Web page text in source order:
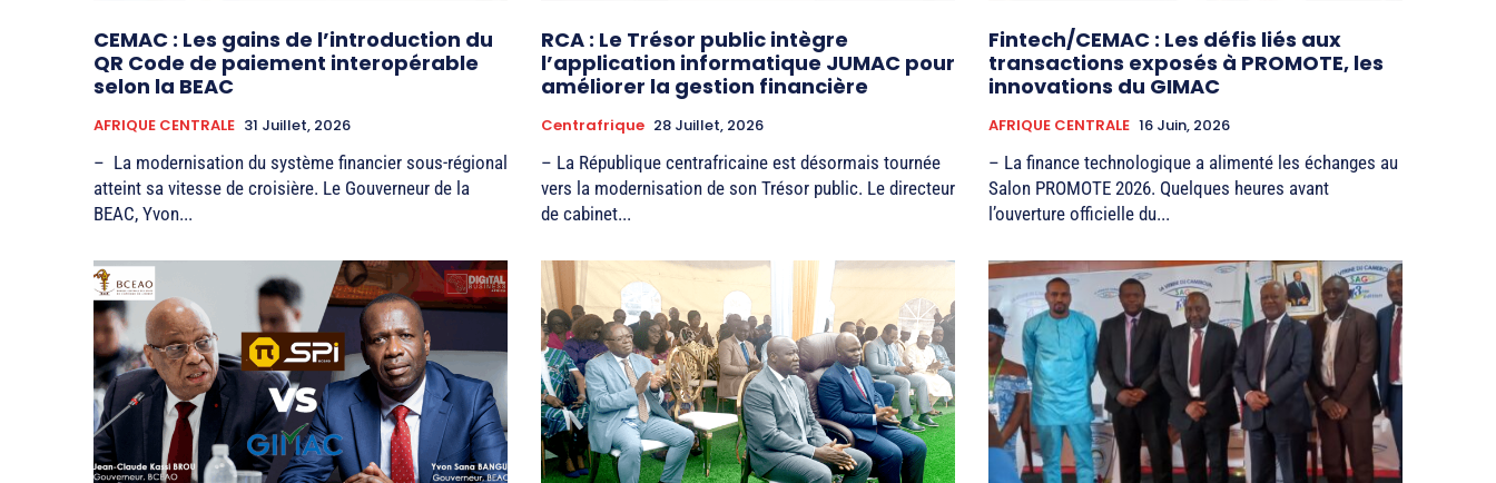
CEMAC : Les gains de l’introduction du
QR Code de paiement interopérable
selon la BEAC
AFRIQUE CENTRALE 31 Juillet, 2026
– La modernisation du système financier sous-régional
atteint sa vitesse de croisière. Le Gouverneur de la
BEAC, Yvon...
RCA : Le Trésor public intègre
l’application informatique JUMAC pour
améliorer la gestion financière
Centrafrique 28 Juillet, 2026
– La République centrafricaine est désormais tournée
vers la modernisation de son Trésor public. Le directeur
de cabinet...
Fintech/CEMAC : Les défis liés aux
transactions exposés à PROMOTE, les
innovations du GIMAC
AFRIQUE CENTRALE 16 Juin, 2026
– La finance technologique a alimenté les échanges au
Salon PROMOTE 2026. Quelques heures avant
l’ouverture officielle du...